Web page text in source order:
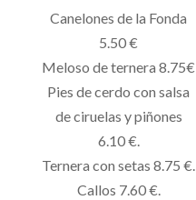
Canelones de la Fonda
5.50 €
Meloso de ternera 8.75€
Pies de cerdo con salsa
de ciruelas y piñones
6.10 €.
Ternera con setas 8.75 €.
Callos 7.60 €.